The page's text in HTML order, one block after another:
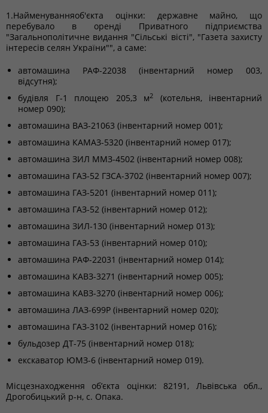
1.Найменуванняоб'єкта оцінки: державне майно, що
перебувало в оренді Приватного підприємства
"Загальнополітичне видання "Сільські вісті", "Газета захисту
інтересів селян України"", а саме:
автомашина РАФ-22038 (інвентарний номер 003,
відсутня);
будівля Г-1 площею 205,3 м2
(котельня, інвентарний
номер 090);
автомашина ВАЗ-21063 (інвентарний номер 001);
автомашина КАМАЗ-5320 (інвентарний номер 017);
автомашина ЗИЛ ММЗ-4502 (інвентарний номер 008);
автомашина ГАЗ-52 ГЗСА-3702 (інвентарний номер 007);
автомашина ГАЗ-5201 (інвентарний номер 011);
автомашина ГАЗ-52 (інвентарний номер 012);
автомашина ЗИЛ-130 (інвентарний номер 013);
автомашина ГАЗ-53 (інвентарний номер 010);
автомашина РАФ-22031 (інвентарний номер 014);
автомашина КАВЗ-3271 (інвентарний номер 005);
автомашина КАВЗ-3270 (інвентарний номер 006);
автомашина ЛАЗ-699Р (інвентарний номер 020);
автомашина ГАЗ-3102 (інвентарний номер 016);
бульдозер ДТ-75 (інвентарний номер 018);
екскаватор ЮМЗ-6 (інвентарний номер 019).
Місцезнаходження об’єкта оцінки: 82191, Львівська обл.,
Дрогобицький р-н, с. Опака.